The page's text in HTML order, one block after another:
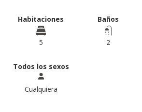
Habitaciones
5
Baños
2
Todos los sexos
Cualquiera